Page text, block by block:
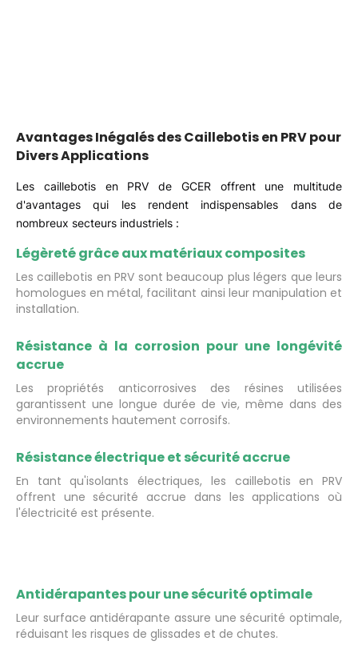
Avantages Inégalés des Caillebotis en PRV pour
Divers Applications
Les caillebotis en PRV de GCER offrent une multitude
d'avantages qui les rendent indispensables dans de
nombreux secteurs industriels :
Légèreté grâce aux matériaux composites
Les caillebotis en PRV sont beaucoup plus légers que leurs
homologues en métal, facilitant ainsi leur manipulation et
installation.
Résistance à la corrosion pour une longévité
accrue
Les propriétés anticorrosives des résines utilisées
garantissent une longue durée de vie, même dans des
environnements hautement corrosifs.
Résistance électrique et sécurité accrue
En tant qu'isolants électriques, les caillebotis en PRV
offrent une sécurité accrue dans les applications où
l'électricité est présente.
Antidérapantes pour une sécurité optimale
Leur surface antidérapante assure une sécurité optimale,
réduisant les risques de glissades et de chutes.